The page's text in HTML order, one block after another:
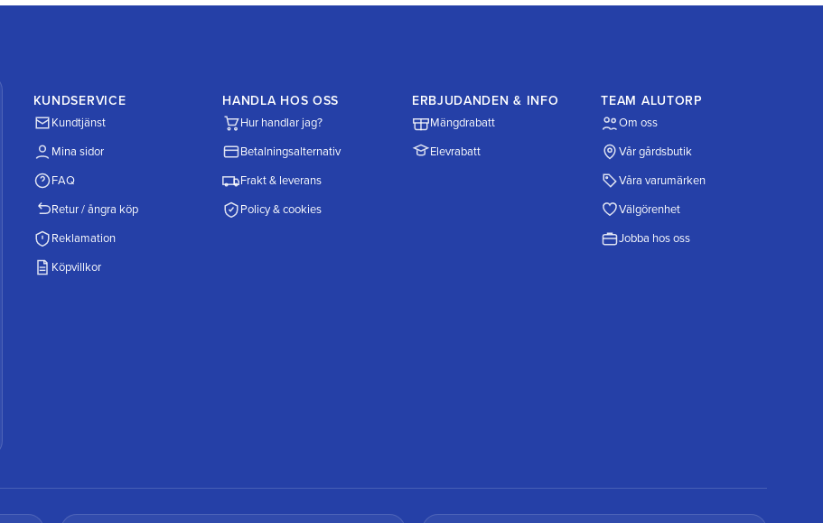
KUNDSERVICE
Kundtjänst
Mina sidor
FAQ
Retur / ångra köp
Reklamation
Köpvillkor
HANDLA HOS OSS
Hur handlar jag?
Betalningsalternativ
Frakt & leverans
Policy & cookies
ERBJUDANDEN & INFO
Mängdrabatt
Elevrabatt
TEAM ALUTORP
Om oss
Vår gårdsbutik
Våra varumärken
Välgörenhet
Jobba hos oss